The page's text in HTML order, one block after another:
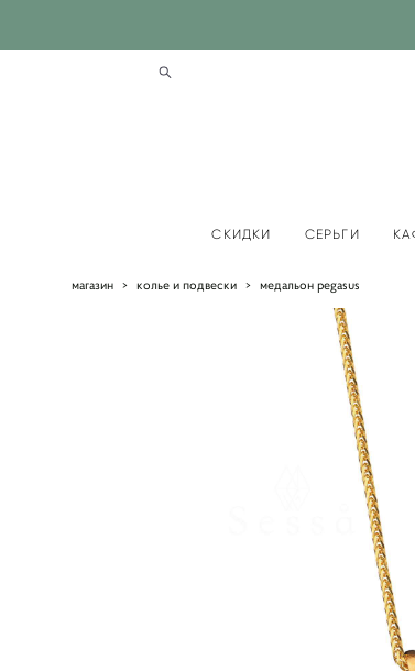
СКИДКИ СЕРЬГИ
магазин > колье и подвески > медальон pegasus